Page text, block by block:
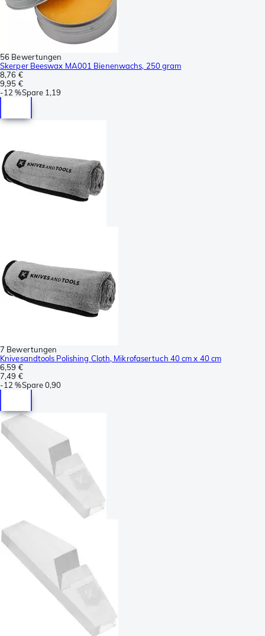
56 Bewertungen
Skerper Beeswax MA001 Bienenwachs, 250 gram
8,76 €
9,95 €
-12 %Spare 1,19
7 Bewertungen
Knivesandtools Polishing Cloth, Mikrofasertuch 40 cm x 40 cm
6,59 €
7,49 €
-12 %Spare0,90